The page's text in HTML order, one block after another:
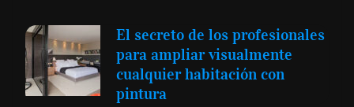
El secreto de los profesionales
para ampliar visualmente
cualquier habitación con
pintura